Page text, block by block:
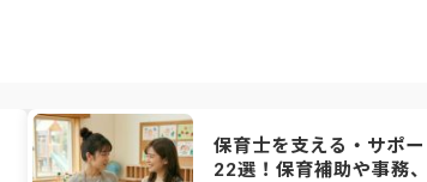
保育士を支える・サポ
22選！保育補助や事務